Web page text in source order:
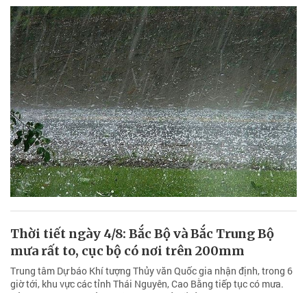
Thời tiết ngày 4/8: Bắc Bộ và Bắc Trung Bộ
mưa rất to, cục bộ có nơi trên 200mm
Trung tâm Dự báo Khí tượng Thủy văn Quốc gia nhận định, trong 6
giờ tới, khu vực các tỉnh Thái Nguyên, Cao Bằng tiếp tục có mưa.